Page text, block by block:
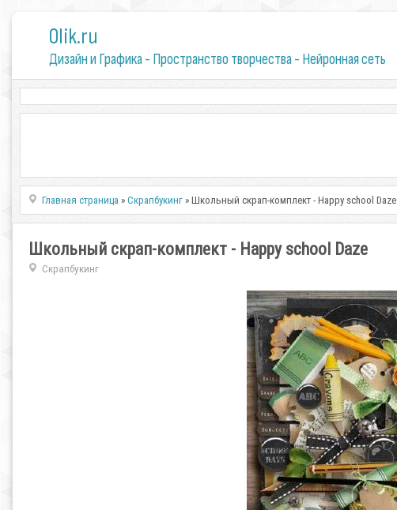
0lik.ru
Дизайн и Графика - Пространство творчества - Нейронная сеть
Главная страница »Скрапбукинг » Школьный скрап-комплект - Happy school Daze
Школьный скрап-комплект - Happy school Daze
Скрапбукинг